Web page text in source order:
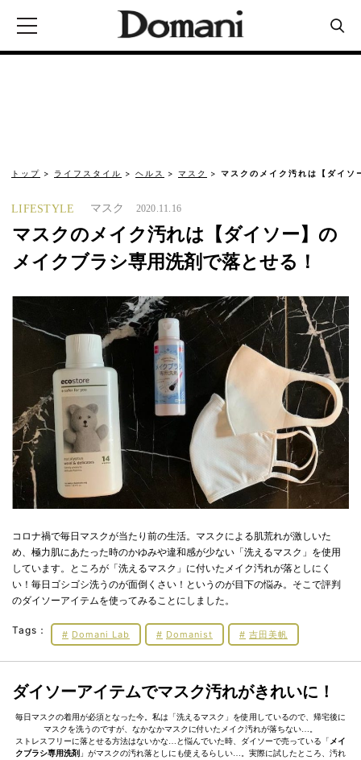
トップ ライフスタイル ヘルス マスク マスクのメイク汚れは【ダイ
LIFESTYLE マスク 2020.11.16
マスクのメイク汚れは【ダイソー】の
メイクブラシ専用洗剤で落とせる！
コロナ禍で毎日マスクが当たり前の生活。マスクによる肌荒れが激しいた
め、極力肌にあたった時のかゆみや違和感が少ない「洗えるマスク」を使用
しています。ところが「洗えるマスク」に付いたメイク汚れが落としにく
い！毎日ゴシゴシ洗うのが面倒くさい！というのが目下の悩み。そこで評判
のダイソーアイテムを使ってみることにしました。
Tags： Domani Lab Domanist 吉田美帆
ダイソーアイテムでマスク汚れがきれいに！
毎日マスクの着用が必須となった今。私は「洗えるマスク」を使用しているので、帰宅後に
マスクを洗うのですが、なかなかマスクに付いたメイク汚れが落ちない…。
ストレスフリーに落とせる方法はないかな…と悩んでいた時、ダイソーで売っている「 メイ
クブラシ専用洗剤 」がマスクの汚れ落としにも使えるらしい…。実際に試したところ、汚れ